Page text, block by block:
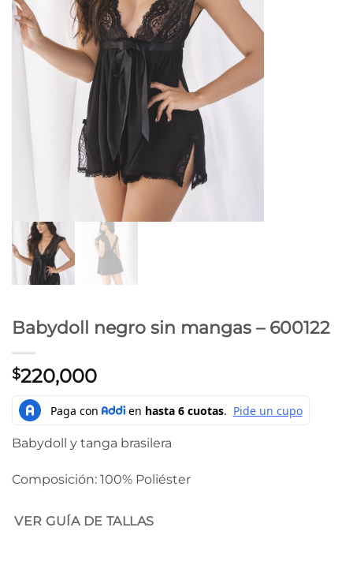
Babydoll negro sin mangas – 600122
$220,000
Babydoll y tanga brasilera
Composición: 100% Poliéster
VER GUÍA DE TALLAS